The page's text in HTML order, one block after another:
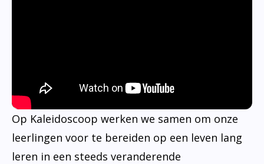
Op Kaleidoscoop werken we samen om onze
leerlingen voor te bereiden op een leven lang
leren in een steeds veranderende